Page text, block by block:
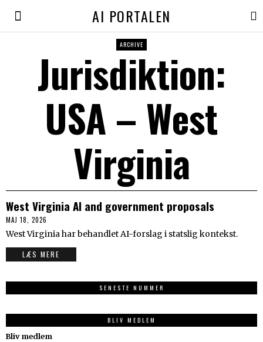
AI PORTALEN
ARCHIVE
Jurisdiktion:
USA – West
Virginia
West Virginia AI and government proposals
MAJ 18, 2026
West Virginia har behandlet AI-forslag i statslig kontekst.
LÆS MERE
SENESTE NUMMER
BLIV MEDLEM
Bliv medlem